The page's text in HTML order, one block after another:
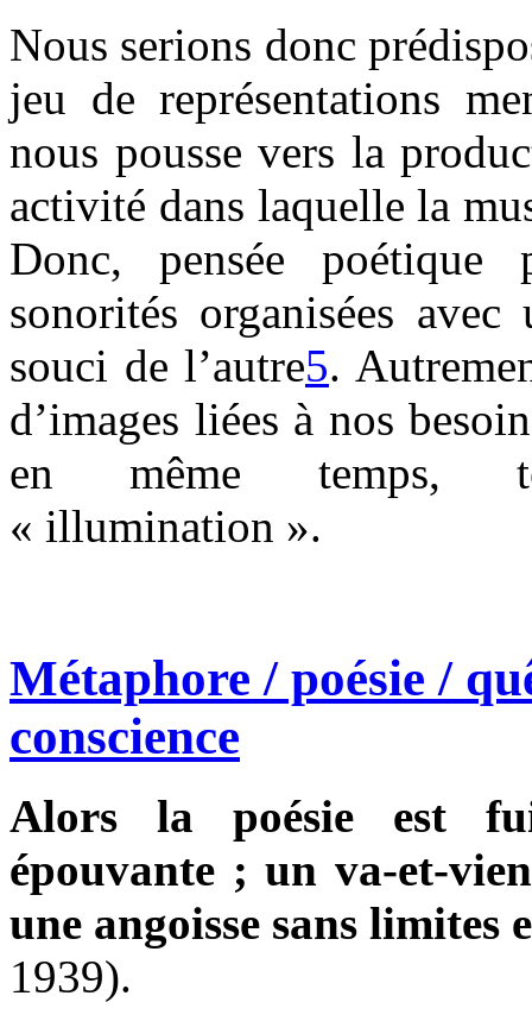
Nous serions donc
jeu de représentations
nous pousse vers la
activité dans laquelle la
Donc, pensée
sonorités organisées
souci de l’autre5.
d’images liées à nos
en même temps,
« illumination ».
Métaphore / poésie /
conscience
Alors la poésie est
épouvante ; un va-et-
une angoisse sans limites
1939).